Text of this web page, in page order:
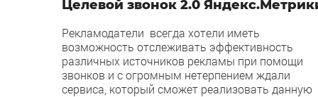
Целевой звонок 2.0
Рекламодатели всегда хотели иметь
возможность отслеживать эффективность
различных источников рекламы при помощи
звонков и с огромным нетерпением ждали
сервиса, который сможет реализовать данную